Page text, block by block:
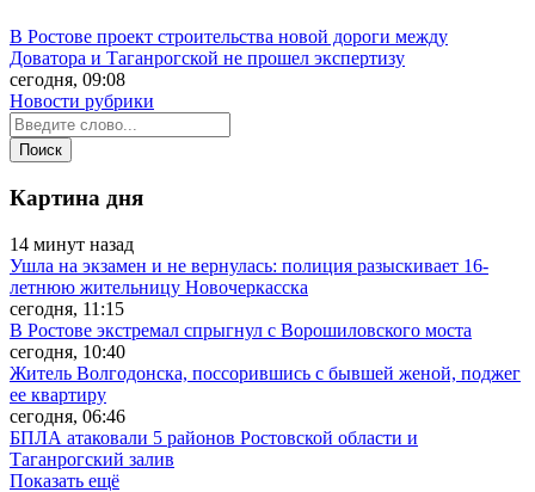
В Ростове проект строительства новой дороги между
Доватора и Таганрогской не прошел экспертизу
сегодня, 09:08
Новости рубрики
Картина дня
14 минут назад
Ушла на экзамен и не вернулась: полиция разыскивает 16-
летнюю жительницу Новочеркасска
сегодня, 11:15
В Ростове экстремал спрыгнул с Ворошиловского моста
сегодня, 10:40
Житель Волгодонска, поссорившись с бывшей женой, поджег
ее квартиру
сегодня, 06:46
БПЛА атаковали 5 районов Ростовской области и
Таганрогский залив
Показать ещё